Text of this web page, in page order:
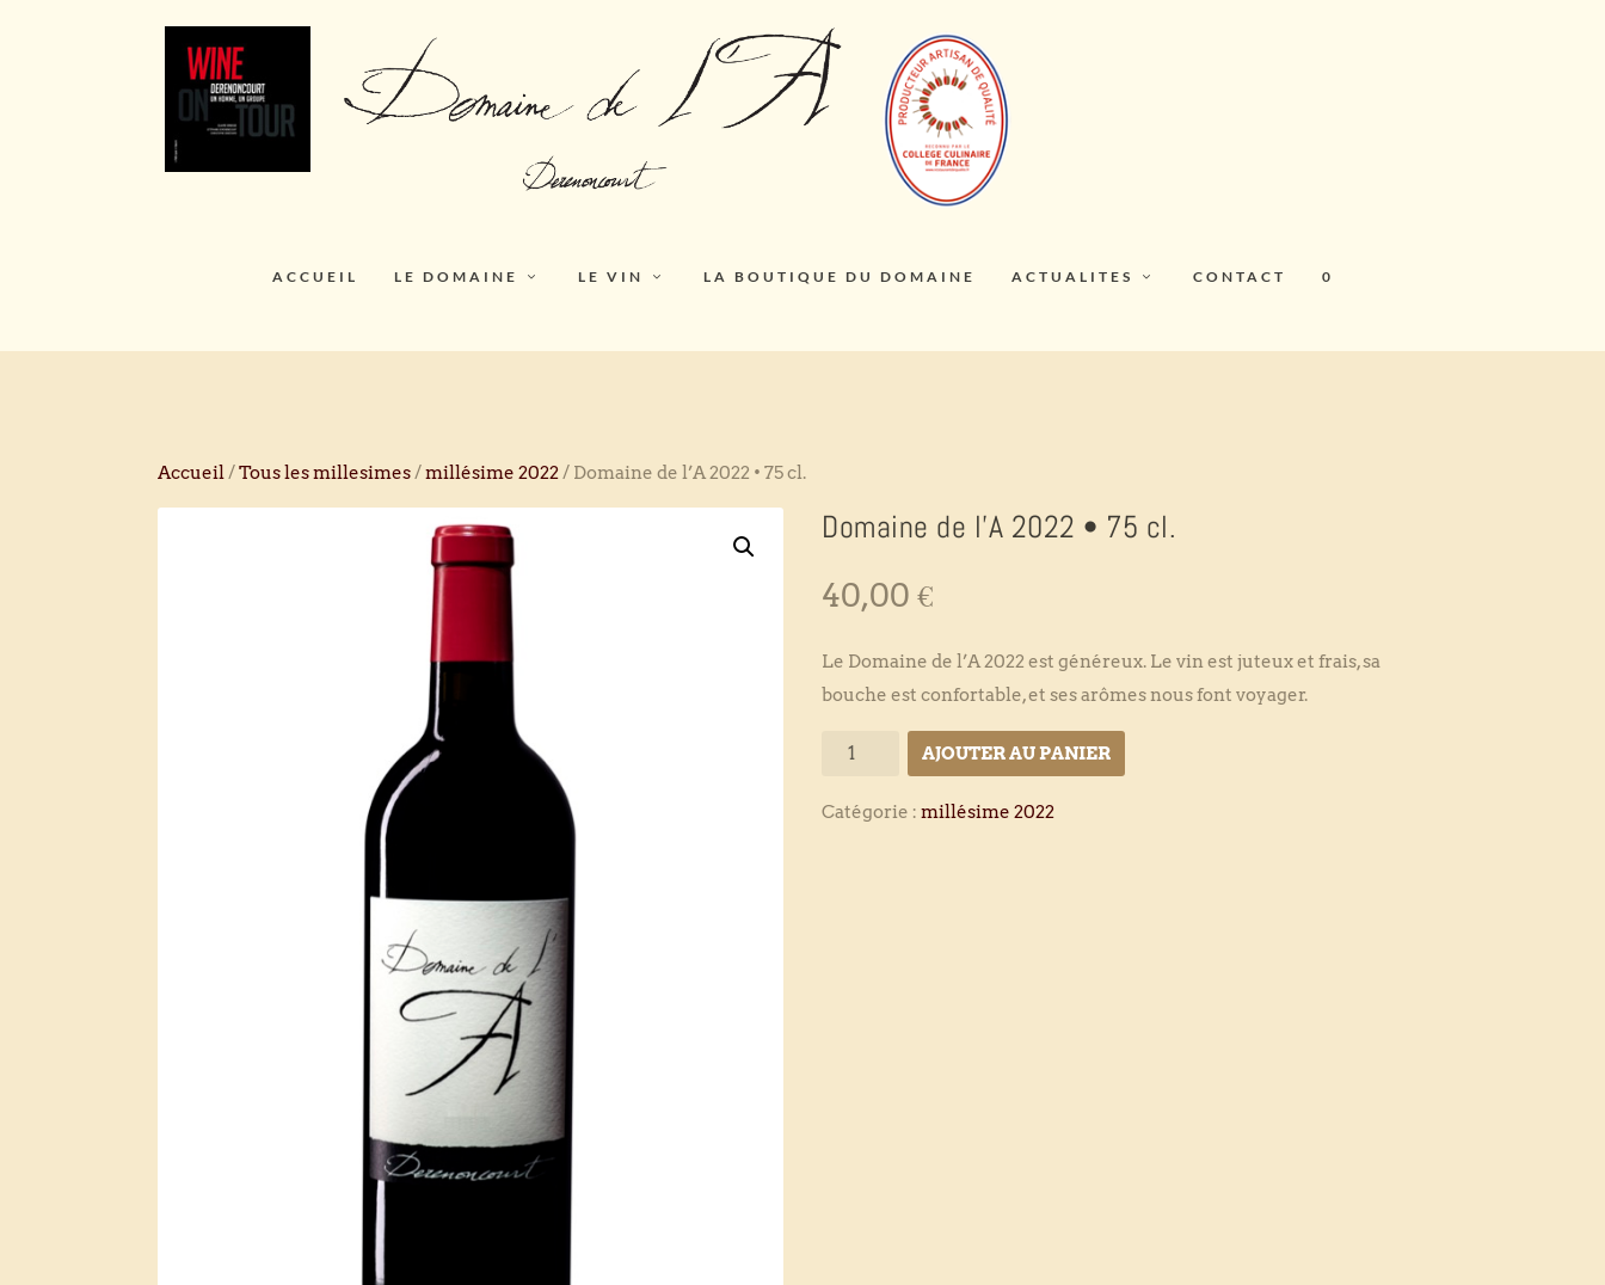
ACCUEIL LE DOMAINE LE VIN LA BOUTIQUE DU DOMAINE ACTUALITES CONTACT 0
Accueil/Tous les millesimes/millésime 2022/ Domaine de l’A 2022 • 75 cl.
Domaine de l’A 2022 • 75 cl.
40,00€
Le Domaine de l’A 2022 est généreux. Le vin est juteux et frais, sa
bouche est confortable, et ses arômes nous font voyager.
quantité
Domaine
AJOUTER AU PANIER
Catégorie :millésime 2022